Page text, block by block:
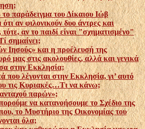
παράδειγμα του Δίκαιου Ιώβ
αν φιλονικούν δυο άντρες και
αν το παιδί είναι "σχηματισμένο"
σημαίνει;
Ιησούς» και η προέλευσή της
μας στις ακολουθίες, αλλά και γενικά
στην Εκκλησία;
που λέγονται στην Εκκλησία, γι’ αυτό
τις Κυριακές…Τι να κάνω;
παρών»;
να κατανοήσουμε το Σχέδιο της
το Μυστήριο της Οικονομίας του
όλα;